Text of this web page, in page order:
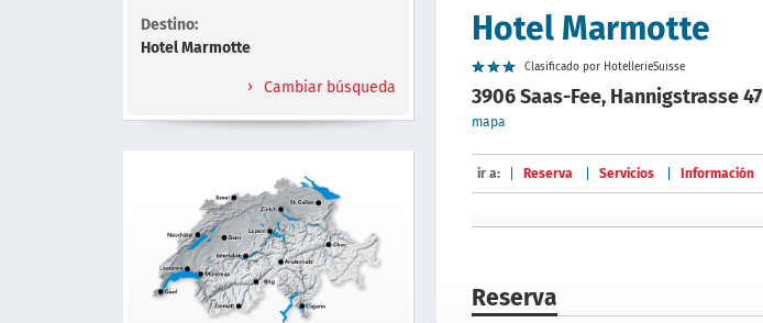
Destino:
Hotel Marmotte
Cambiar búsqueda
Hotel Marmotte
Clasificado por HotellerieSuisse
3906 Saas-Fee, Hannigstrasse 47
mapa
ir a: Reserva Servicios Información
Reserva